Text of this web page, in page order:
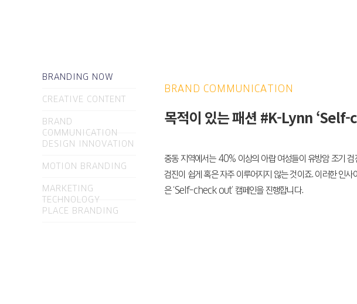
BRANDING NOW
CREATIVE CONTENT
BRAND
COMMUNICATION
DESIGN INNOVATION
MOTION BRANDING
MARKETING
TECHNOLOGY
PLACE BRANDING
BRAND COMMUNICATION
목적이 있는 패션 #K-Lynn
중동 지역에서는 40% 이상의 아랍 여성들이 유방암 조기
검진이 쉽게 혹은 자주 이루어지지 않는 것이죠. 이러한 인
은 ‘Self-check out’ 캠페인을 진행합니다.